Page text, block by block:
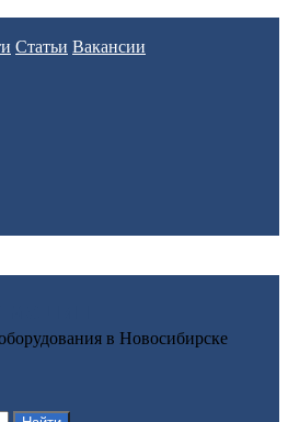
Статьи Вакансии
в Новосибирске